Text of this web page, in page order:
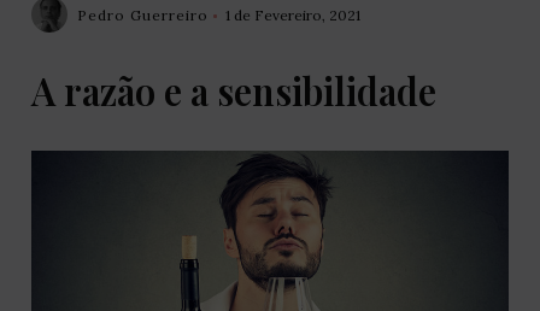
Pedro Guerreiro 1 de Fevereiro, 2021
A razão e a sensibilidade